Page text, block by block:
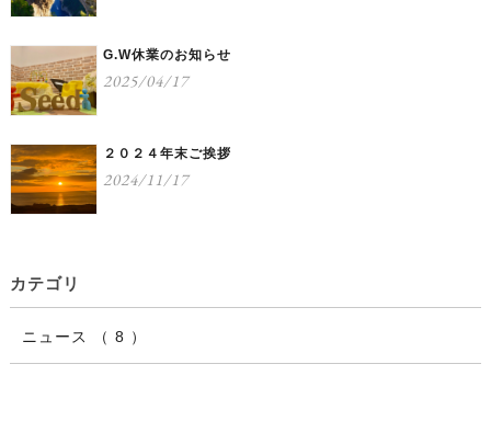
G.W休業のお知らせ
2025/04/17
２０２４年末ご挨拶
2024/11/17
カテゴリ
ニュース （ 8 ）